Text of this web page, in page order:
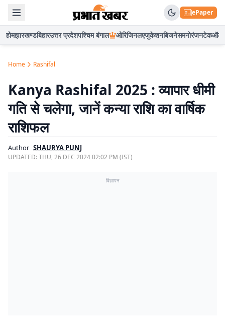
ePaper
होमझारखण्डबिहारउत्तर प्रदेशपश्चिम बंगाल ओरिजिनलएजुकेशनबिजनेसमनोरंजनटेकऑटो
Home Rashifal
Kanya Rashifal 2025 : व्यापार धीमी
गति से चलेगा, जानें कन्या राशि का वार्षिक
राशिफल
Author SHAURYA PUNJ
UPDATED:THU, 26 DEC 2024 02:02 PM (IST)
विज्ञापन